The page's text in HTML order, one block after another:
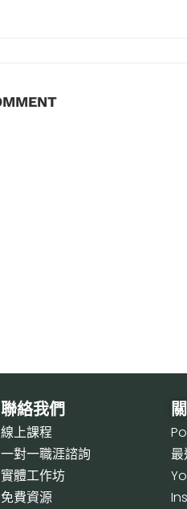
聯絡我們
線上課程
一對一職涯諮詢
實體工作坊
免費資源
P
Y
I